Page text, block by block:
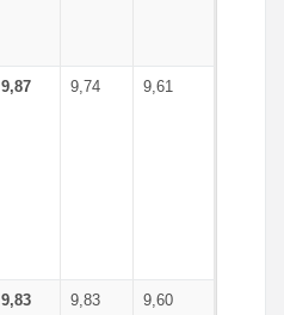
9,87 9,74 9,61
9,83 9,83 9,60